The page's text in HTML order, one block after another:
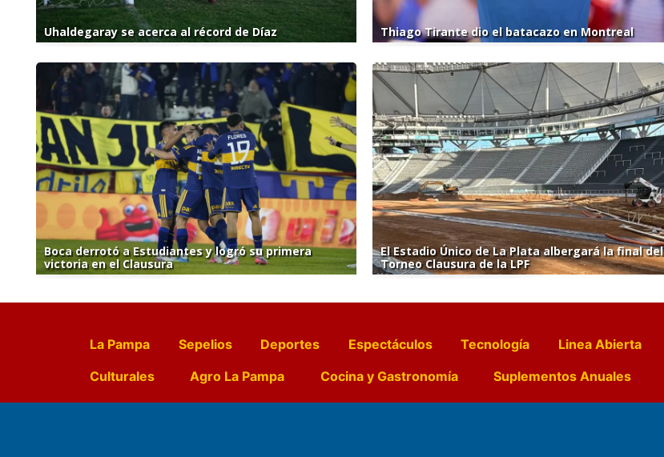
Uhaldegaray se acerca al récord de Díaz Thiago Tirante dio el batacazo en Montreal
Boca derrotó a Estudiantes y logró su primera
victoria en el Clausura
El Estadio Único de La Plata albergará la final del
Torneo Clausura de la LPF
La Pampa Sepelios Deportes Espectáculos Tecnología Linea Abierta
Culturales
Agro La Pampa Cocina y Gastronomía Suplementos Anuales